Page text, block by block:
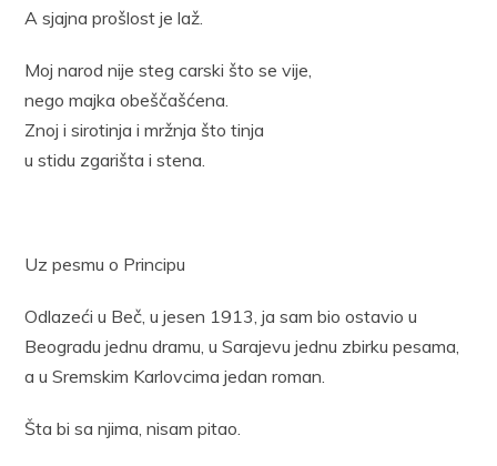
A sjajna prošlost je laž.
Moj narod nije steg carski što se vije,
nego majka obeščašćena.
Znoj i sirotinja i mržnja što tinja
u stidu zgarišta i stena.
Uz pesmu o Principu
Odlazeći u Beč, u jesen 1913, ja sam bio ostavio u
Beogradu jednu dramu, u Sarajevu jednu zbirku pesama,
a u Sremskim Karlovcima jedan roman.
Šta bi sa njima, nisam pitao.